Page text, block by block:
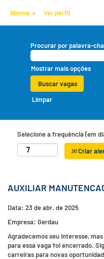
Idioma Ver perfil
Procurar por palavra-
Mostrar mais opções
Limpar
Selecione a frequência (em
Criar
AUXILIAR
Data: 23 de abr. de 2025
Empresa: Gerdau
Agradecemos seu interesse,
para essa vaga foi encerrado.
carreiras para novas